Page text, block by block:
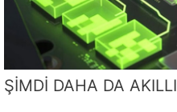
ŞİMDİ DAHA DA AKILLI